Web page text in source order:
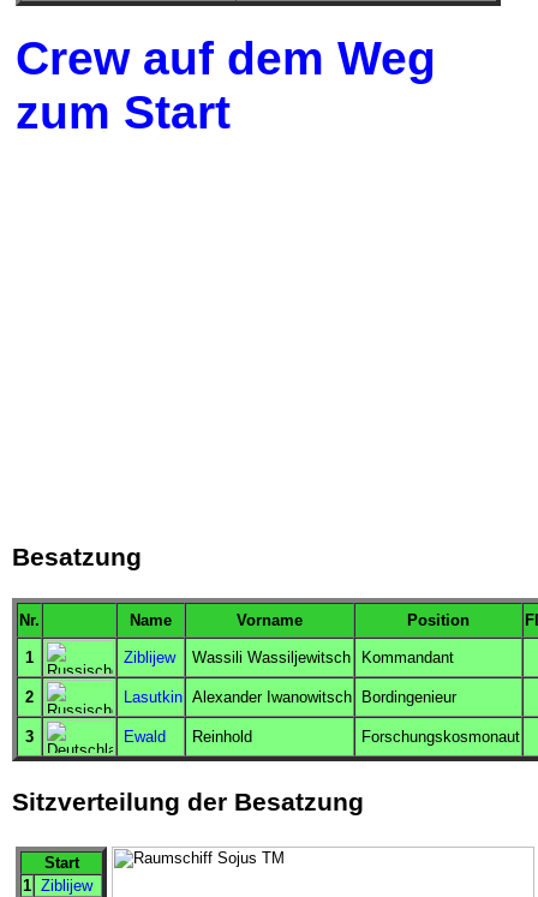
Crew auf dem Weg
zum Start
Besatzung
Nr. Name Vorname Position
1 Ziblijew Wassili Wassiljewitsch Kommandant
2 Lasutkin Alexander Iwanowitsch Bordingenieur
3 Ewald Reinhold Forschungskosmonaut
Sitzverteilung der Besatzung
Start
1 Ziblijew